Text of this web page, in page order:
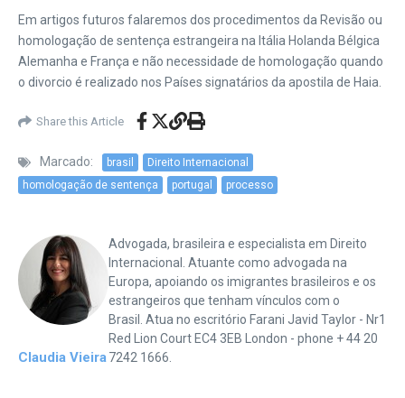
Em artigos futuros falaremos dos procedimentos da Revisão ou
homologação de sentença estrangeira na Itália Holanda Bélgica
Alemanha e França e não necessidade de homologação quando
o divorcio é realizado nos Países signatários da apostila de Haia.
Share this Article
Marcado: brasil
Direito Internacional
homologação de sentença
portugal processo
Claudia Vieira
Advogada, brasileira e especialista em Direito
Internacional. Atuante como advogada na
Europa, apoiando os imigrantes brasileiros e os
estrangeiros que tenham vínculos com o
Brasil. Atua no escritório Farani Javid Taylor - Nr1
Red Lion Court EC4 3EB London - phone + 44 20
7242 1666.